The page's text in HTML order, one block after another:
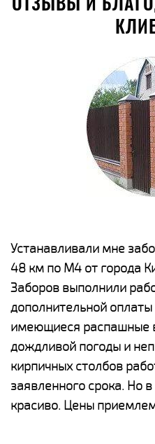
ОТЗЫВЫ И
Устанавливали мне
48 км по М4 от города
Заборов выполнили
дополнительной
имеющиеся распашные
дождливой погоды и
кирпичных столбов
заявленного срока. Но
красиво. Цены